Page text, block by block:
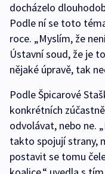
docházelo
Podle ní se toto
roce. „Myslím, že
Ústavní soud, že je
nějaké úpravě, tak
Podle Špicarové
konkrétních
odvolávat, nebo ne.
takto spojují strany,
postavit se tomu